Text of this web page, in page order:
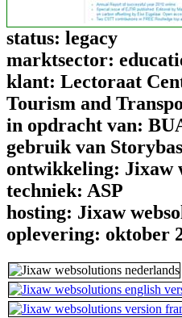
status: legacy
marktsector:
klant: Lectoraat
Tourism and
in opdracht van:
gebruik van
ontwikkeling: Jixaw
techniek: ASP
hosting: Jixaw
oplevering: oktober